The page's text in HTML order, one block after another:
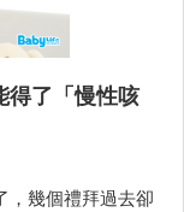
得了「慢性咳
，幾個禮拜過去卻